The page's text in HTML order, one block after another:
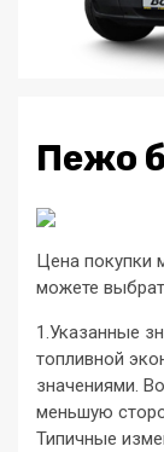
Пежо
Цена покупки
можете
1.Указанные
топливной
значениями.
меньшую
Типичные